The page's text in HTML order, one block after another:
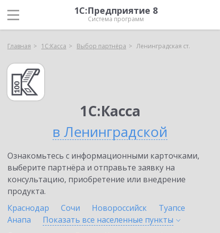
1С:Предприятие 8
Система программ
Главная 1С:Касса Выбор партнёра Ленинградская ст.
1С:Касса
в Ленинградской
Ознакомьтесь с информационными карточками,
выберите партнёра и отправьте заявку на
консультацию, приобретение или внедрение
продукта.
Краснодар
Сочи Новороссийск
Туапсе
Анапа
Показать все населенные пункты